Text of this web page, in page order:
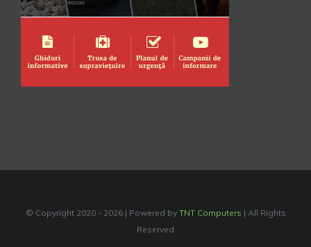
© Copyright 2020 - 2026 | Powered by TNT Computers | All Rights
Reserved